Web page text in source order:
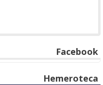
Facebook
Hemeroteca